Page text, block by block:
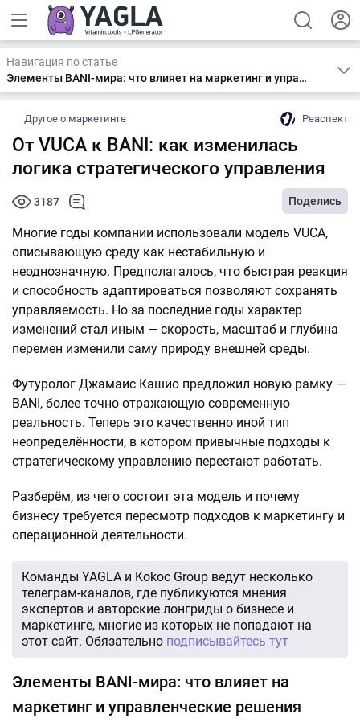
Навигация по статье
Элементы BANI-мира: что влияет на маркетинг и управленческие решения
Другое о маркетинге Реаспект
От VUCA к BANI: как изменилась
логика стратегического управления
3187 Поделись
Многие годы компании использовали модель VUCA,
описывающую среду как нестабильную и
неоднозначную. Предполагалось, что быстрая реакция
и способность адаптироваться позволяют сохранять
управляемость. Но за последние годы характер
изменений стал иным — скорость, масштаб и глубина
перемен изменили саму природу внешней среды.
Футуролог Джамаис Кашио предложил новую рамку —
BANI, более точно отражающую современную
реальность. Теперь это качественно иной тип
неопределённости, в котором привычные подходы к
стратегическому управлению перестают работать.
Разберём, из чего состоит эта модель и почему
бизнесу требуется пересмотр подходов к маркетингу и
операционной деятельности.
Команды YAGLA и Kokoc Group ведут несколько
телеграм-каналов, где публикуются мнения
экспертов и авторские лонгриды о бизнесе и
маркетинге, многие из которых не попадают на
этот сайт. Обязательно подписывайтесь тут
Элементы BANI-мира: что влияет на
маркетинг и управленческие решения